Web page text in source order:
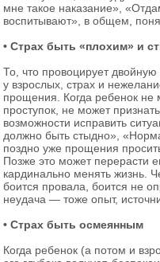
мне такое наказание»,
воспитывают», в общем,
• Страх быть «плохим» и
То, что провоцирует
у взрослых, страх и
прощения. Когда ребенок не
проступок, не может
возможности исправить
должно быть стыдно»,
поздно уже прощения
Позже это может перерасти
кардинально менять жизнь.
боится провала, боится не
неудача — тоже опыт,
• Страх быть осмеянным
Когда ребенок (а потом и